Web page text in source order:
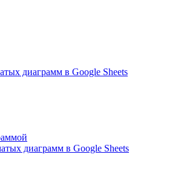
диаграмм в Google Sheets
диаграмм в Google Sheets